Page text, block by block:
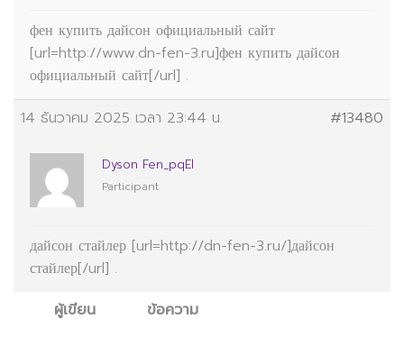
фен купить дайсон официальный сайт
[url=http://www.dn-fen-3.ru]фен купить дайсон
официальный сайт[/url] .
14 ธันวาคม 2025 เวลา 23:44 น.
#13480
Dyson Fen_pqEl
Participant
дайсон стайлер [url=http://dn-fen-3.ru/]дайсон
стайлер[/url] .
ผู้เขียน
ข้อความ